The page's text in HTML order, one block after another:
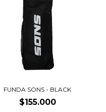
FUNDA SONS - BLACK
$155.000